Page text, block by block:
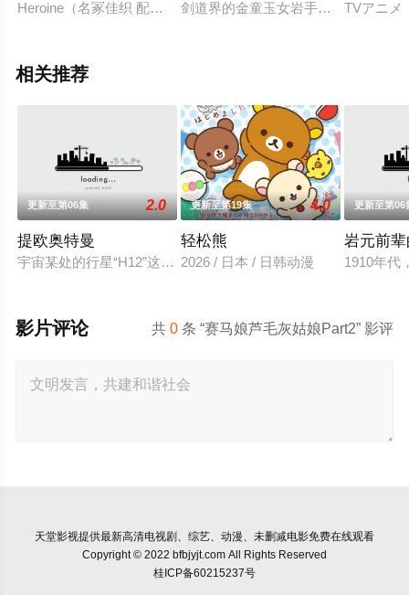
Heroine（名冢佳织 配音）只是一名普通的少女，在8月1日这一
剑道界的金童玉女岩手之虎（夏目
TVアニメ
相关推荐
更新至第06集 2.0
提欧奥特曼
宇宙某处的行星“H12”这颗与地球极其相似的星球，某日遭到了
更新至第19集 4.0
轻松熊
2026 / 日本 / 日韩动漫
更新至第06
岩元前
1910年代
共0 条 “赛马娘芦毛灰姑娘Part2” 影评
影片评论
天堂影视提供最新高清电视剧、综艺、动漫、未删减电影免费在线观看
Copyright © 2022 bfbjyjt.com All Rights Reserved
桂ICP备60215237号